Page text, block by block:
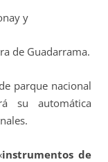
y
de Guadarrama.
parque nacional
su automática
instrumentos de